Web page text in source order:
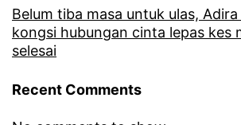
t
o
t
e
k
Belum tiba masa untuk ulas,
kongsi hubungan cinta lepas kes
selesai
Recent Comments